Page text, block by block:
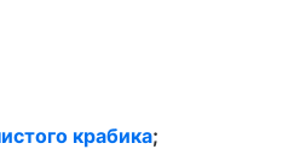
крабика;